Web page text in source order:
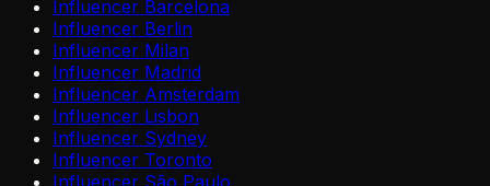
Influencer Barcelona
Influencer Berlin
Influencer Milan
Influencer Madrid
Influencer Amsterdam
Influencer Lisbon
Influencer Sydney
Influencer Toronto